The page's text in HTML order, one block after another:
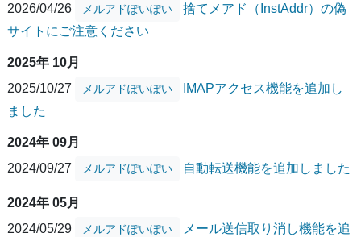
2026/04/26
メルアドぽいぽい
捨てメアド（InstAddr）の偽
サイトにご注意ください
2025年 10月
2025/10/27
メルアドぽいぽい
IMAPアクセス機能を追加し
ました
2024年 09月
2024/09/27
メルアドぽいぽい 自動転送機能を追加しました
2024年 05月
2024/05/29
メルアドぽいぽい メール送信取り消し機能を追